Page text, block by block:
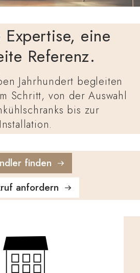
Expertise, eine
Referenz.
Jahrhundert begleiten
Schritt, von der Auswahl
bis zur
Installation.
finden
anfordern